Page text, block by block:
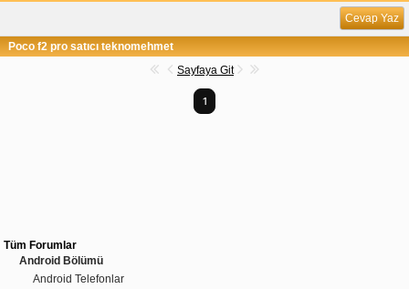
Cevap Yaz
Poco f2 pro satıcı teknomehmet
Sayfaya Git
1
Tüm Forumlar
Android Bölümü
Android Telefonlar